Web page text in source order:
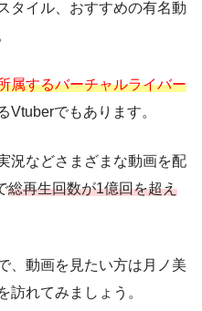
タイル、おすすめの有名動
属するバーチャルライバー
Vtuberでもあります。
況などさまざまな動画を配
総再生回数が1億回を超え
、動画を見たい方は月ノ美
訪れてみましょう。